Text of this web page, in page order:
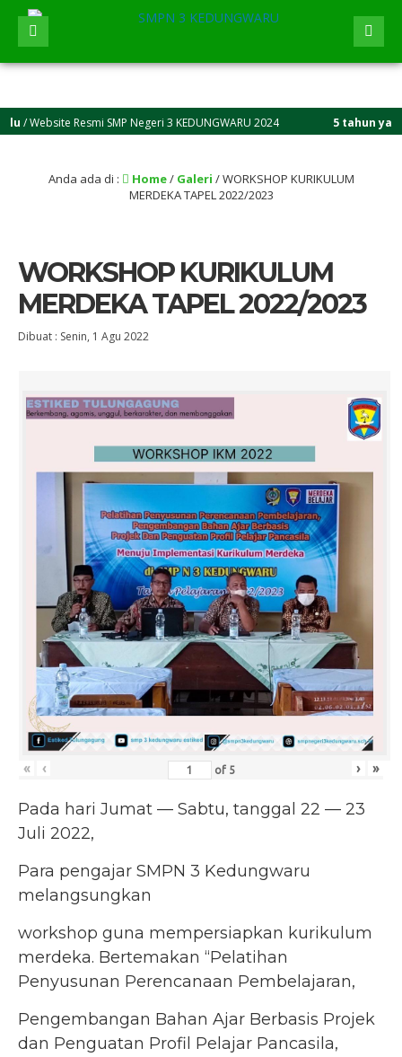
Resmi SMP Negeri 3 KEDUNGWARU 2024 5 tahun yang lalu
Anda ada di : Home/ Galeri /WORKSHOP KURIKULUM
MERDEKA TAPEL 2022/2023
WORKSHOP KURIKULUM
MERDEKA TAPEL 2022/2023
Dibuat : Senin, 1 Agu 2022
« ‹ of 5 › »
Pada hari Jumat — Sabtu, tanggal 22 — 23
Juli 2022,
Para pengajar SMPN 3 Kedungwaru
melangsungkan
workshop guna mempersiapkan kurikulum
merdeka. Bertemakan “Pelatihan
Penyusunan Perencanaan Pembelajaran,
Pengembangan Bahan Ajar Berbasis Projek
dan Penguatan Profil Pelajar Pancasila,